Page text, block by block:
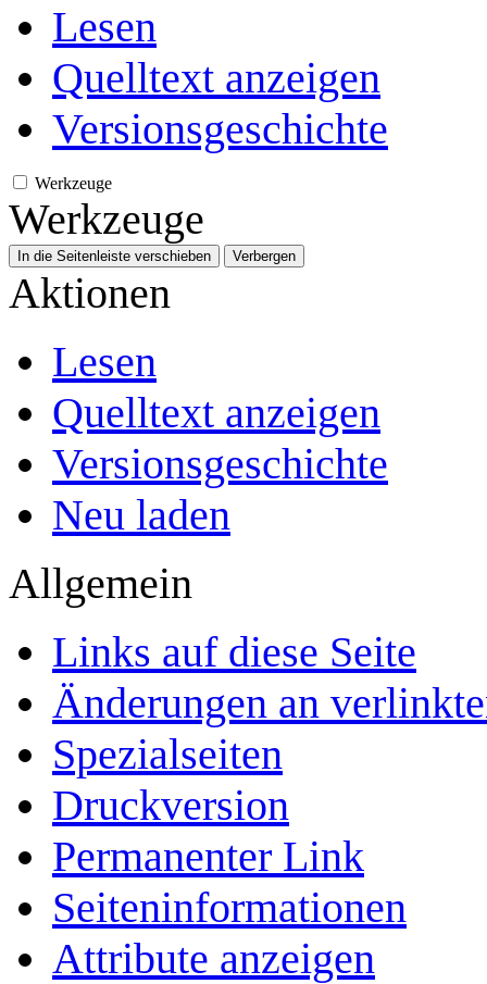
Lesen
Quelltext anzeigen
Versionsgeschichte
Werkzeuge
Werkzeuge
In die Seitenleiste verschieben Verbergen
Aktionen
Lesen
Quelltext anzeigen
Versionsgeschichte
Neu laden
Allgemein
Links auf diese Seite
Änderungen an
Spezialseiten
Druckversion
Permanenter Link
Seiten­­informationen
Attribute anzeigen